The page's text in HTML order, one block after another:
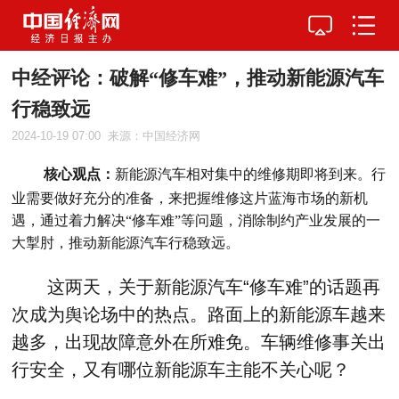
中经评论：破解“修车难”，推动新能源汽车
行稳致远
2024-10-19 07:00 来源：中国经济网
核心观点： 新能源汽车相对集中的维修期即将到来。行
业需要做好充分的准备，来把握维修这片蓝海市场的新机
遇，通过着力解决“修车难”等问题，消除制约产业发展的一
大掣肘，推动新能源汽车行稳致远。
这两天，关于新能源汽车“修车难”的话题再
次成为舆论场中的热点。路面上的新能源车越来
越多，出现故障意外在所难免。车辆维修事关出
行安全，又有哪位新能源车主能不关心呢？